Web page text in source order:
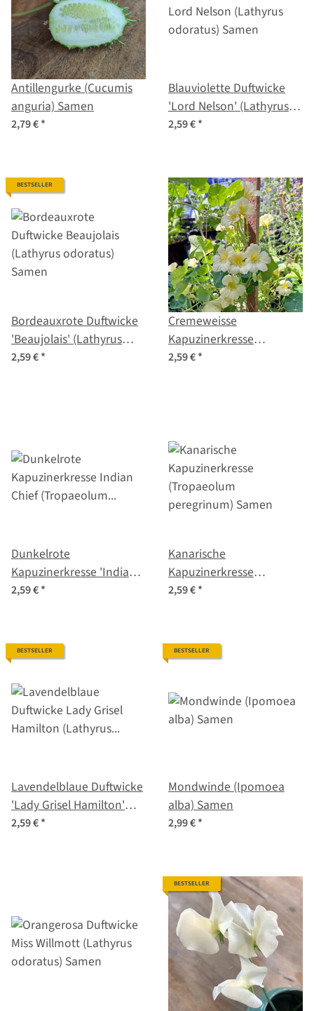
Antillengurke (Cucumis
anguria) Samen
2,79 €*
Blauviolette Duftwicke
'Lord Nelson' (Lathyrus
odoratus) Samen
2,59 €*
BESTSELLER
Bordeauxrote Duftwicke
'Beaujolais' (Lathyrus
odoratus) Samen
2,59 €*
Cremeweisse
Kapuzinerkresse
'Milkmaid' (Tropaeolum
2,59 €*
Dunkelrote
Kapuzinerkresse 'Indian
Chief' (Tropaeolum
2,59 €*
Kanarische
Kapuzinerkresse
(Tropaeolum
2,59 €*
BESTSELLER
Lavendelblaue Duftwicke
'Lady Grisel Hamilton'
(Lathyrus odoratus)
2,59 €*
BESTSELLER
Mondwinde (Ipomoea
alba) Samen
2,99 €*
BESTSELLER